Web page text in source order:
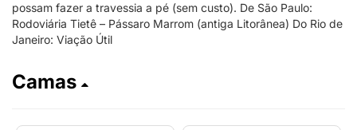
possam fazer a travessia a pé (sem custo). De São Paulo:
Rodoviária Tietê – Pássaro Marrom (antiga Litorânea) Do Rio de
Janeiro: Viação Útil
Camas